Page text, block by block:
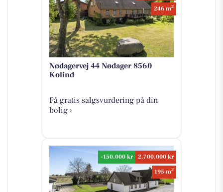
246 m2
Nødagervej 44 Nødager 8560
Kolind
Få gratis salgsvurdering på din
bolig ›
-150.000 kr
2.700.000 kr
195 m2